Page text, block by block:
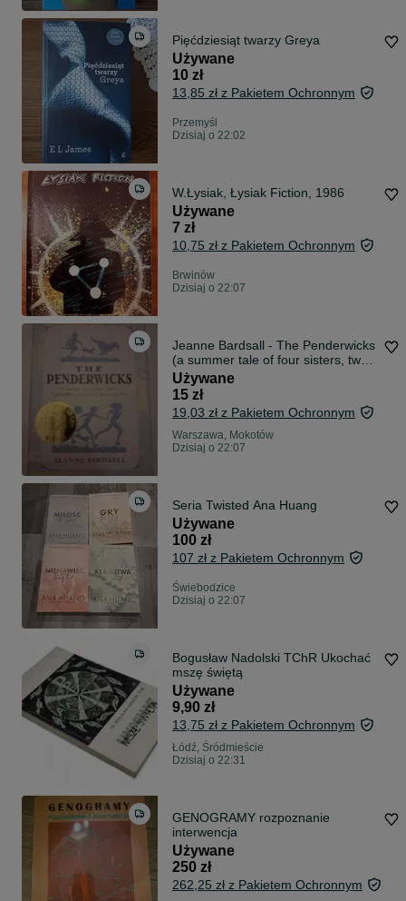
Pięćdziesiąt twarzy Greya
Używane
10 zł
13,85 zł z Pakietem Ochronnym
Przemyśl
Dzisiaj o 22:02
W.Łysiak, Łysiak Fiction, 1986
Używane
7 zł
10,75 zł z Pakietem Ochronnym
Brwinów
Dzisiaj o 22:07
Jeanne Bardsall - The Penderwicks
(a summer tale of four sisters, two
rabbits, and a very interesting boy)
- ENG - po angielsku
Używane
15 zł
19,03 zł z Pakietem Ochronnym
Warszawa, Mokotów
Dzisiaj o 22:07
Seria Twisted Ana Huang
Używane
100 zł
107 zł z Pakietem Ochronnym
Świebodzice
Dzisiaj o 22:07
Bogusław Nadolski TChR Ukochać
mszę świętą
Używane
9,90 zł
13,75 zł z Pakietem Ochronnym
Łódź, Śródmieście
Dzisiaj o 22:31
GENOGRAMY rozpoznanie
interwencja
Używane
250 zł
262,25 zł z Pakietem Ochronnym